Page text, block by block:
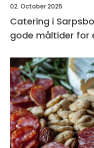
02. October 2025
Catering i
gode måltider for